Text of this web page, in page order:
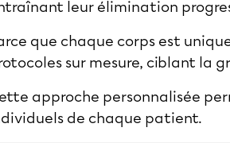
leur élimination
que chaque corps est
sur mesure, ciblant la
approche personnalisée
de chaque patient.